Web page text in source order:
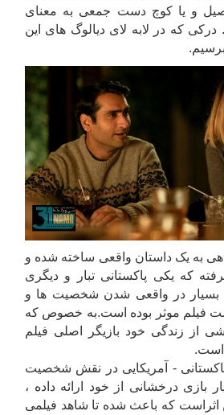
و یا کوچ دست جمعی به معنای
که در لابه لای دیالوگ های این
به یک داستان واقعی ساخته شده و
که یکی پاکستانی تبار و دیگری
بسیار در واقعی شدن شخصیت ها و
فیلم موثر بوده است.به خصوص که
از زندگی خود بازیگر اصلی فیلم
است.
- آمریکایی در نقش شخصیت
بازی درخشانی از خود ارائه داده ،
اثراست که باعث شده تا شاهد فیلمی